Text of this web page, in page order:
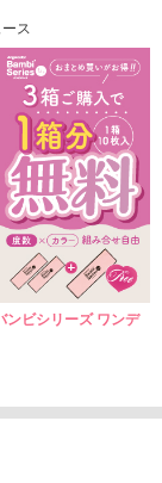
ス
ビシリーズ ワンデ